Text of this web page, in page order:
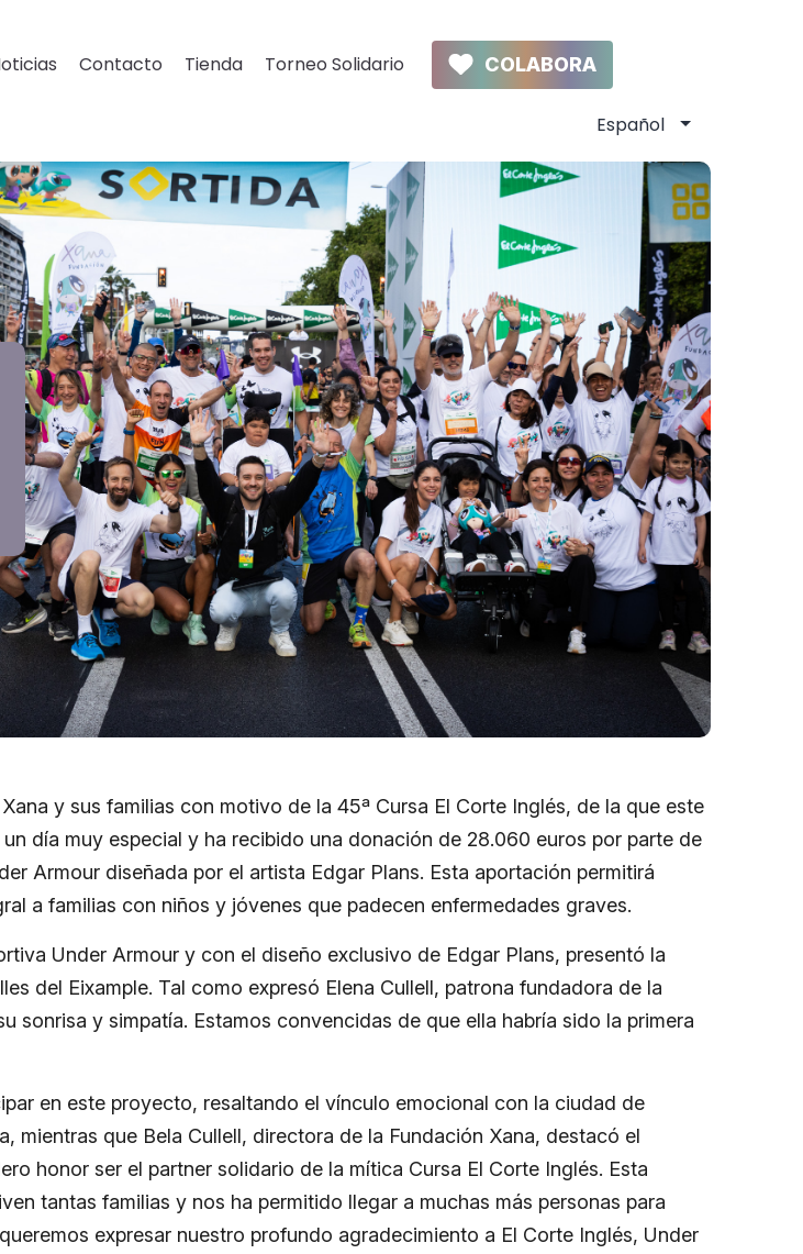
Contacto Tienda Torneo Solidario COLABORA
y sus familias con motivo de la 45ª Cursa El Corte Inglés, de la que este
día muy especial y ha recibido una donación de 28.060 euros por parte de
Armour diseñada por el artista Edgar Plans. Esta aportación permitirá
a familias con niños y jóvenes que padecen enfermedades graves.
Under Armour y con el diseño exclusivo de Edgar Plans, presentó la
del Eixample. Tal como expresó Elena Cullell, patrona fundadora de la
sonrisa y simpatía. Estamos convencidas de que ella habría sido la primera
en este proyecto, resaltando el vínculo emocional con la ciudad de
que Bela Cullell, directora de la Fundación Xana, destacó el
honor ser el partner solidario de la mítica Cursa El Corte Inglés. Esta
tantas familias y nos ha permitido llegar a muchas más personas para
expresar nuestro profundo agradecimiento a El Corte Inglés, Under